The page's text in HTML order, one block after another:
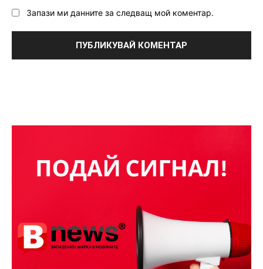
Запази ми данните за следващ мой коментар.